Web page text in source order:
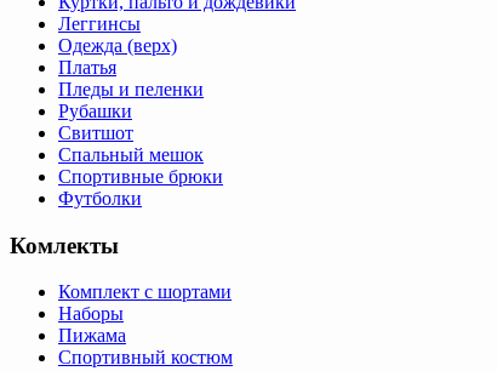
Леггинсы
Одежда (верх)
Платья
Пледы и пеленки
Рубашки
Свитшот
Спальный мешок
Спортивные брюки
Футболки
Комлекты
Комплект с шортами
Наборы
Пижама
Спортивный костюм